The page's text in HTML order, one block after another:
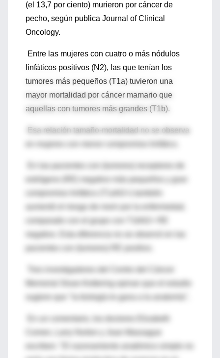
(el 13,7 por ciento) murieron por cáncer de
pecho, según publica Journal of Clinical
Oncology.
Entre las mujeres con cuatro o más nódulos
linfáticos positivos (N2), las que tenían los
tumores más pequeños (T1a) tuvieron una
mayor mortalidad por cáncer mamario que
aquellas con tumores más grandes (T1b).
Esa relación tamaño-mortalidad no se observa
estrógeno (RE) negativo más pequeños y gran
aumentó el riesgo de morir por la enfermedad,
comparado con el grupo con T1bN2+ RE
negativo. Esta diferencia no se observó en las
Tres investigadores del Centro del Cáncer
sugiere que "la biología le gana a la anatomía".
Comen, Larry Norton y Joan Massague